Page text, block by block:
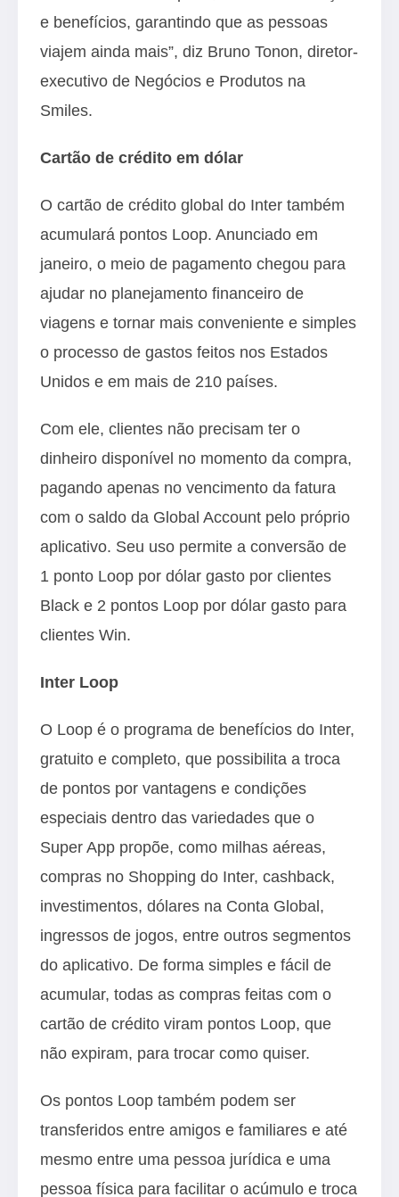
e benefícios, garantindo que as pessoas
viajem ainda mais”, diz Bruno Tonon, diretor-
executivo de Negócios e Produtos na
Smiles.
Cartão de crédito em dólar
O cartão de crédito global do Inter também
acumulará pontos Loop. Anunciado em
janeiro, o meio de pagamento chegou para
ajudar no planejamento financeiro de
viagens e tornar mais conveniente e simples
o processo de gastos feitos nos Estados
Unidos e em mais de 210 países.
Com ele, clientes não precisam ter o
dinheiro disponível no momento da compra,
pagando apenas no vencimento da fatura
com o saldo da Global Account pelo próprio
aplicativo. Seu uso permite a conversão de
1 ponto Loop por dólar gasto por clientes
Black e 2 pontos Loop por dólar gasto para
clientes Win.
Inter Loop
O Loop é o programa de benefícios do Inter,
gratuito e completo, que possibilita a troca
de pontos por vantagens e condições
especiais dentro das variedades que o
Super App propõe, como milhas aéreas,
compras no Shopping do Inter, cashback,
investimentos, dólares na Conta Global,
ingressos de jogos, entre outros segmentos
do aplicativo. De forma simples e fácil de
acumular, todas as compras feitas com o
cartão de crédito viram pontos Loop, que
não expiram, para trocar como quiser.
Os pontos Loop também podem ser
transferidos entre amigos e familiares e até
mesmo entre uma pessoa jurídica e uma
pessoa física para facilitar o acúmulo e troca